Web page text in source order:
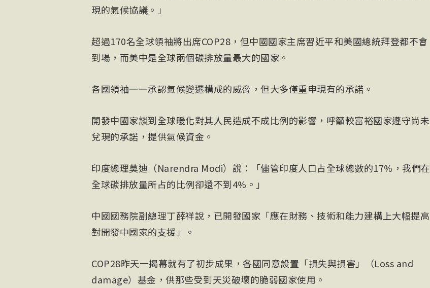
現的氣候協議。」
超過170名全球領袖將出席COP28，但中國國家主席習近平和美國總統拜登都不會
到場，而美中是全球兩個碳排放量最大的國家。
各國領袖一一承認氣候變遷構成的威脅，但大多僅重申現有的承諾。
開發中國家談到全球暖化對其人民造成不成比例的影響，呼籲較富裕國家遵守尚未
兌現的承諾，提供氣候資金。
印度總理莫迪（Narendra Modi）說：「儘管印度人口占全球總數的17%，我們在
全球碳排放量所占的比例卻還不到4%。」
中國國務院副總理丁薛祥說，已開發國家「應在財務、技術和能力建構上大幅提高
對開發中國家的支援」。
COP28昨天一揭幕就有了初步成果，各國同意設置「損失與損害」（Loss and
damage）基金，供那些受到天災破壞的脆弱國家使用。